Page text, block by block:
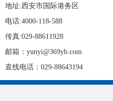
地址:西安市国际港务区
电话:4000-118-588
传真:029-88611928
邮箱：yunyi@369yb.com
直线电话：029-88643194